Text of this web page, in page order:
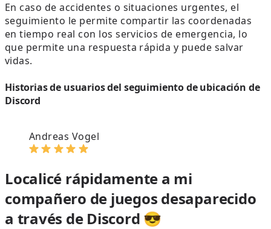
En caso de accidentes o situaciones urgentes, el
seguimiento le permite compartir las coordenadas
en tiempo real con los servicios de emergencia, lo
que permite una respuesta rápida y puede salvar
vidas.
Historias de usuarios del seguimiento de ubicación de
Discord
Andreas Vogel
Localicé rápidamente a mi
compañero de juegos desaparecido
a través de Discord 😎